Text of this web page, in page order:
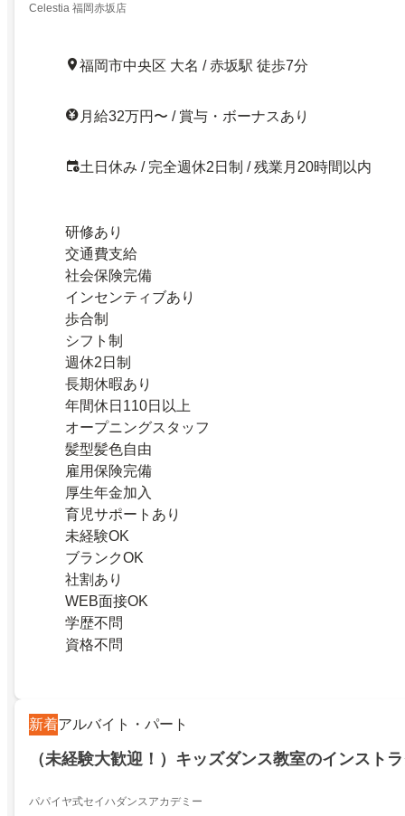
Celestia 福岡赤坂店
福岡市中央区 大名 / 赤坂駅 徒歩7分
月給32万円〜 / 賞与・ボーナスあり
土日休み / 完全週休2日制 / 残業月20時間以内
研修あり
交通費支給
社会保険完備
インセンティブあり
歩合制
シフト制
週休2日制
長期休暇あり
年間休日110日以上
オープニングスタッフ
髪型髪色自由
雇用保険完備
厚生年金加入
育児サポートあり
未経験OK
ブランクOK
社割あり
WEB面接OK
学歴不問
資格不問
新着アルバイト・パート
（未経験大歓迎！）キッズダンス教室のインスト
パパイヤ式セイハダンスアカデミー